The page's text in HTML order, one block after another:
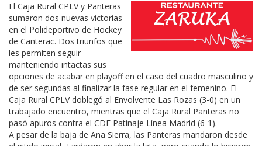
El Caja Rural CPLV y Panteras
sumaron dos nuevas victorias
en el Polideportivo de Hockey
de Canterac. Dos triunfos que
les permiten seguir
manteniendo intactas sus
opciones de acabar en playoff en el caso del cuadro masculino y
de ser segundas al finalizar la fase regular en el femenino. El
Caja Rural CPLV doblegó al Envolvente Las Rozas (3-0) en un
trabajado encuentro, mientras que el Caja Rural Panteras no
pasó apuros contra el CDE Patinaje Línea Madrid (6-1).
A pesar de la baja de Ana Sierra, las Panteras mandaron desde